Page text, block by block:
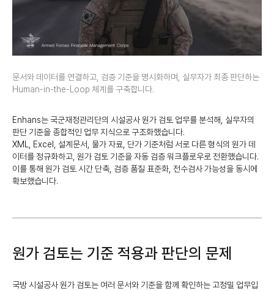
문서와 데이터를 연결하고, 검증 기준을 명시화하며, 실무자가 최종 판단하는
Human-in-the-Loop 체계를 구축합니다.
Enhans는 국군재정관리단의 시설공사 원가 검토 업무를 분석해, 실무자의
판단 기준을 종합적인 업무 지식으로 구조화했습니다.
XML, Excel, 설계문서, 물가 자료, 단가 기준처럼 서로 다른 형식의 원가 데
이터를 정규화하고, 원가 검토 기준을 자동 검증 워크플로우로 전환했습니다.
이를 통해 원가 검토 시간 단축, 검증 품질 표준화, 전수검사 가능성을 동시에
확보했습니다.
원가 검토는 기준 적용과 판단의 문제
국방 시설공사 원가 검토는 여러 문서와 기준을 함께 확인하는 고정밀 업무입